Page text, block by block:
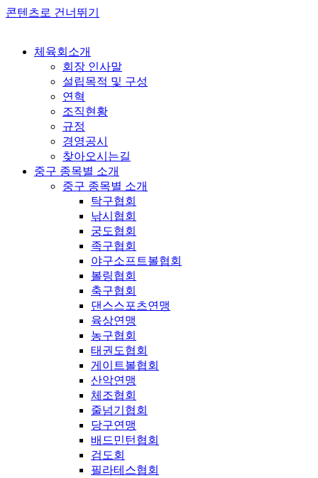
콘텐츠로 건너뛰기
체육회소개
회장 인사말
설립목적 및 구성
연혁
조직현황
규정
경영공시
찾아오시는길
중구 종목별 소개
중구 종목별 소개
탁구협회
낚시협회
궁도협회
족구협회
야구소프트볼협회
볼링협회
축구협회
댄스스포츠연맹
육상연맹
농구협회
태권도협회
게이트볼협회
산악연맹
체조협회
줄넘기협회
당구연맹
배드민턴협회
검도회
필라테스협회